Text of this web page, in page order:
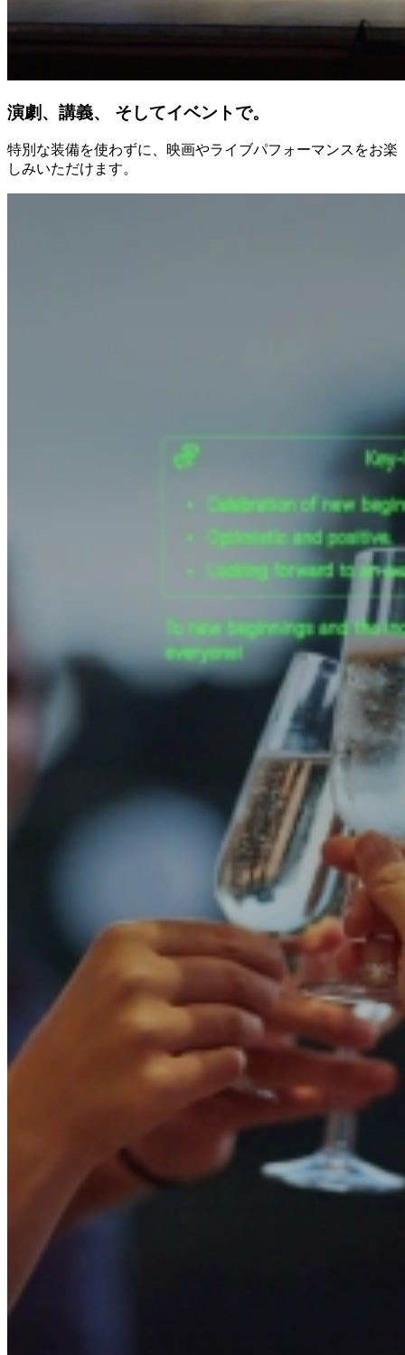
演劇、講義、 そしてイベントで。
特別な装備を使わずに、映画やライブパフォーマンスをお楽
しみいただけます。